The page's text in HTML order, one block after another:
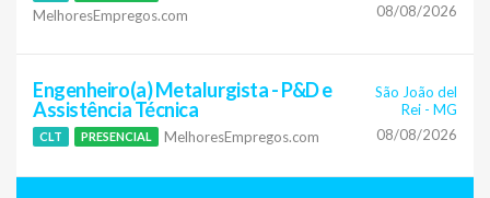
MelhoresEmpregos.com
08/08/2026
Engenheiro(a) Metalurgista - P&D e
Assistência Técnica
CLT PRESENCIAL MelhoresEmpregos.com
São João del
Rei - MG
08/08/2026